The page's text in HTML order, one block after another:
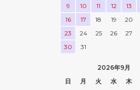
9
10 11 12 13
16
17 18 19 20
23
24 25 26 27
30
31
2026年9月
日
月 火 水 木